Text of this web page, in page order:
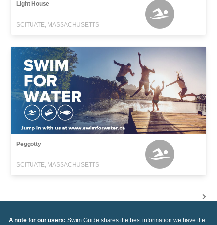
Light House
SCITUATE, MASSACHUSETTS
Peggotty
SCITUATE, MASSACHUSETTS
A note for our users: Swim Guide shares the best information we have the